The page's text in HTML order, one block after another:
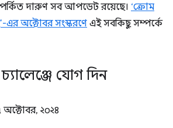
দারুণ সব আপডেট রয়েছে। ‘ক্রোম
এর অক্টোবর সংস্করণে এই সবকিছু সম্পর্কে
যোগ দিন
২০২৪